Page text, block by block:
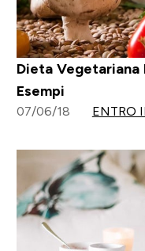
Dieta Vegetariana
Esempi
07/06/18 ENTRO